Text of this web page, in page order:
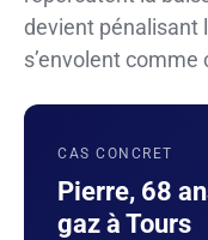
devient pénalisant
s’envolent comme
CAS CONCRET
Pierre, 68
gaz à Tours